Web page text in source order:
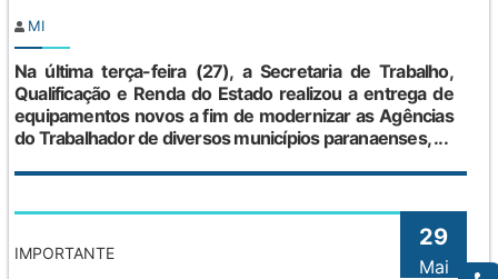
MI
Na última terça-feira (27), a Secretaria de Trabalho,
Qualificação e Renda do Estado realizou a entrega de
equipamentos novos a fim de modernizar as Agências
do Trabalhador de diversos municípios paranaenses, ...
29
Mai
IMPORTANTE